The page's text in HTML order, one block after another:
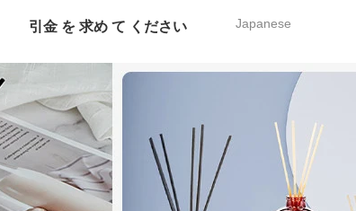
Japanese
引金 を 求め て ください